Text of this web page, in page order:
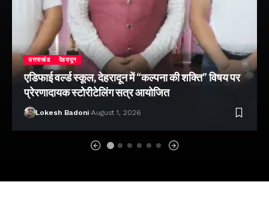
उत्तराखंड देहरादून
एडिफाई वर्ल्ड स्कूल, देहरादून में “कल्पना की शक्ति” विषय पर
प्रेरणादायक स्टोरीटेलिंग सत्र आयोजित
Lokesh Badoni August 1, 2026